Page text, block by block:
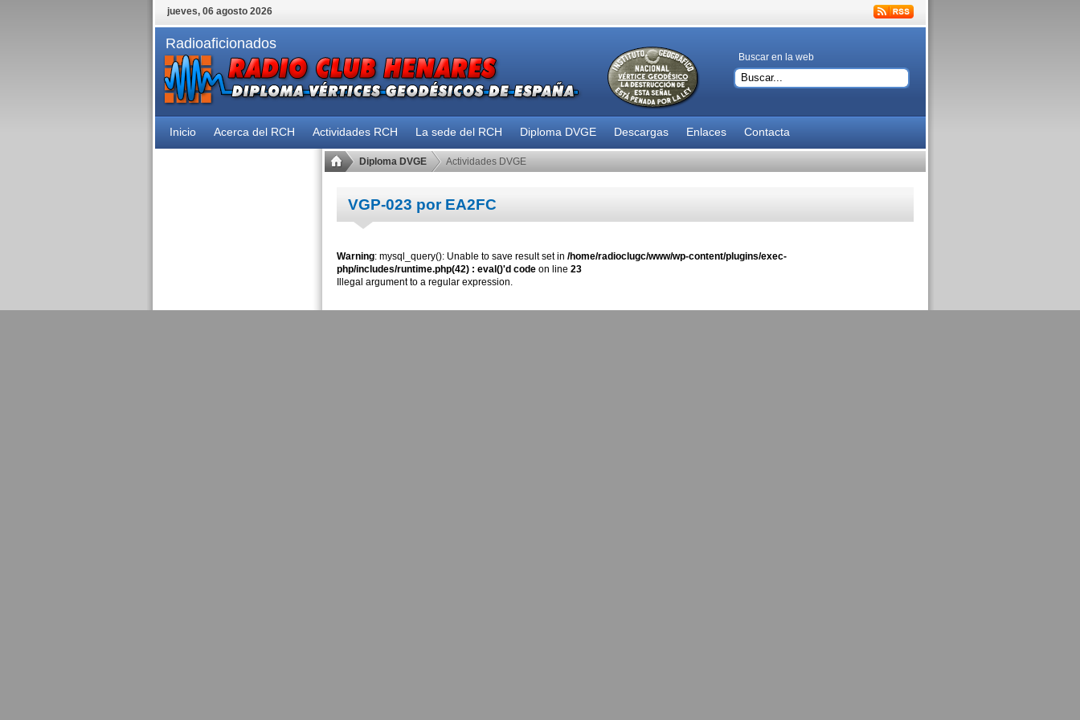
jueves, 06 agosto 2026
Radioaficionados
Buscar en la web
Inicio Acerca del RCH Actividades RCH La sede del RCH Diploma DVGE Descargas Enlaces Contacta
Diploma DVGE Actividades DVGE
VGP-023 por EA2FC
Warning: mysql_query(): Unable to save result set in /home/radioclugc/www/wp-content/plugins/exec-
php/includes/runtime.php(42) : eval()'d codeon line 23
Illegal argument to a regular expression.